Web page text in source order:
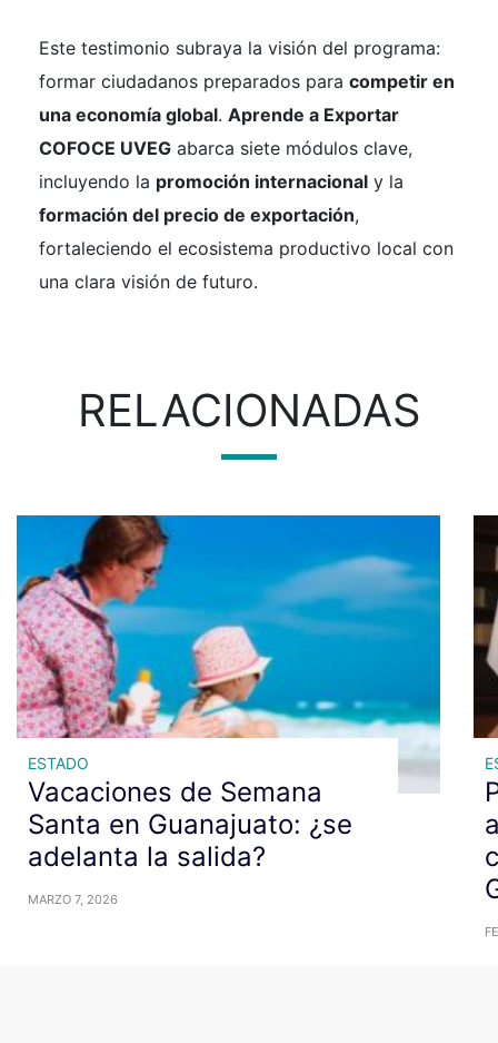
Este testimonio subraya la visión del programa:
formar ciudadanos preparados para competir en
una economía global. Aprende a Exportar
COFOCE UVEG abarca siete módulos clave,
incluyendo la promoción internacional y la
formación del precio de exportación,
fortaleciendo el ecosistema productivo local con
una clara visión de futuro.
RELACIONADAS
ESTADO
Vacaciones de Semana
Santa en Guanajuato: ¿se
adelanta la salida?
MARZO 7, 2026